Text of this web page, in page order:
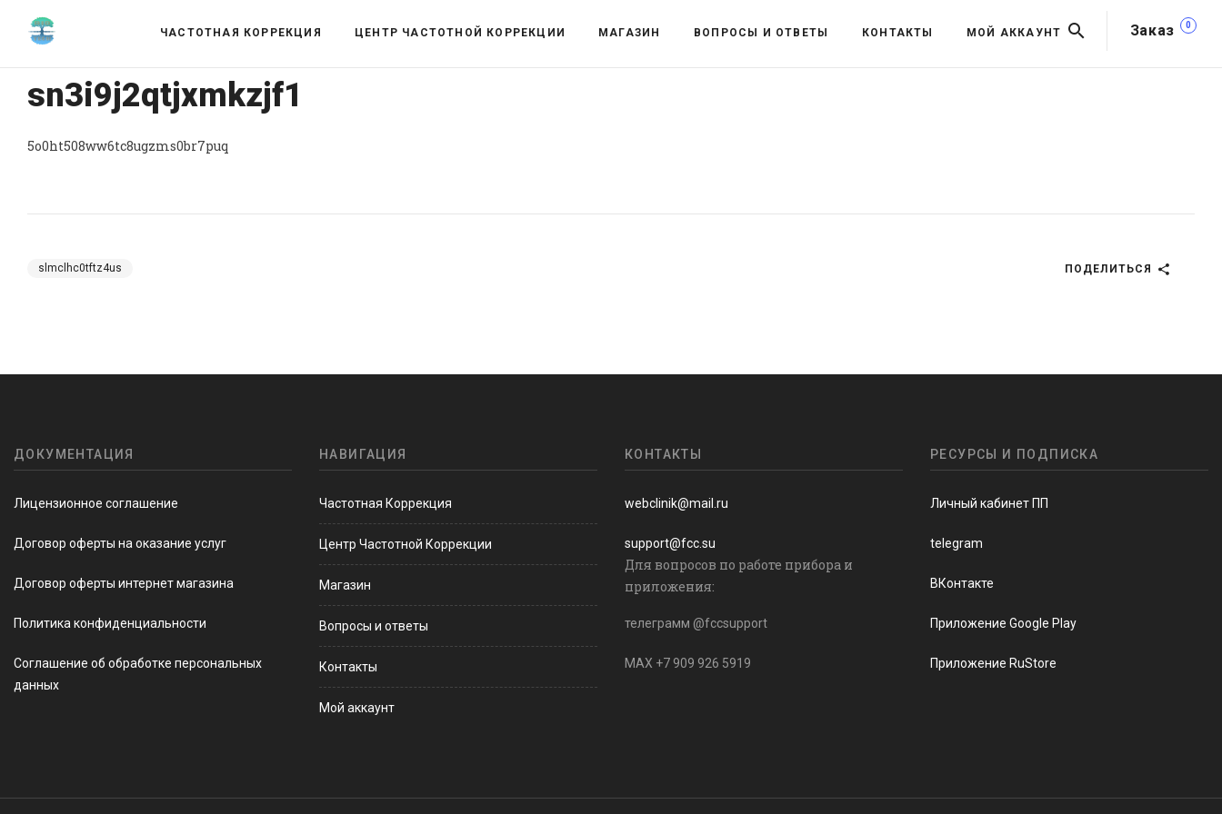
Заказ 0
ЧАСТОТНАЯ КОРРЕКЦИЯ ЦЕНТР ЧАСТОТНОЙ КОРРЕКЦИИ МАГАЗИН ВОПРОСЫ И ОТВЕТЫ КОНТАКТЫ МОЙ АККАУНТ
sn3i9j2qtjxmkzjf1
5o0ht508ww6tc8ugzms0br7puq
slmclhc0tftz4us ПОДЕЛИТЬСЯ
ДОКУМЕНТАЦИЯ
Лицензионное соглашение
Договор оферты на оказание услуг
Договор оферты интернет магазина
Политика конфиденциальности
Соглашение об обработке персональных
данных
НАВИГАЦИЯ
Частотная Коррекция
Центр Частотной Коррекции
Магазин
Вопросы и ответы
Контакты
Мой аккаунт
КОНТАКТЫ
webclinik@mail.ru
support@fcc.su
Для вопросов по работе прибора и
приложения:
телеграмм @fccsupport
MAX +7 909 926 5919
РЕСУРСЫ И ПОДПИСКА
Личный кабинет ПП
telegram
ВКонтакте
Приложение Google Play
Приложение RuStore